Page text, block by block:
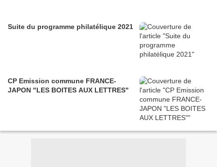
Suite du programme philatélique 2021
CP Emission commune FRANCE-
JAPON "LES BOITES AUX LETTRES"